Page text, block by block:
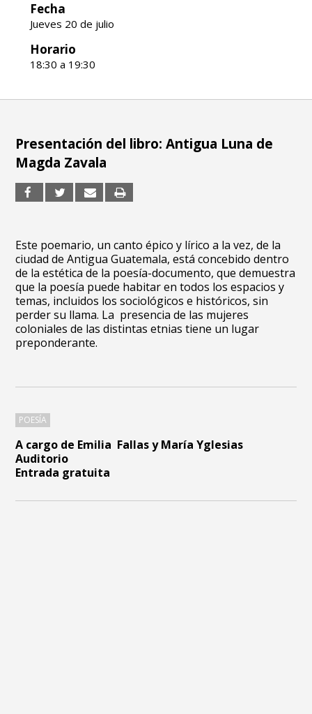
Fecha
Jueves 20 de julio
Horario
18:30 a 19:30
A cargo de Emilia Fallas y María Yglesias
Auditorio
Entrada gratuita
Presentación del libro: Antigua Luna de
Magda Zavala
Este poemario, un canto épico y lírico a la vez, de la
ciudad de Antigua Guatemala, está concebido dentro
de la estética de la poesía-documento, que demuestra
que la poesía puede habitar en todos los espacios y
temas, incluidos los sociológicos e históricos, sin
perder su llama. La presencia de las mujeres
coloniales de las distintas etnias tiene un lugar
preponderante.
POESÍA